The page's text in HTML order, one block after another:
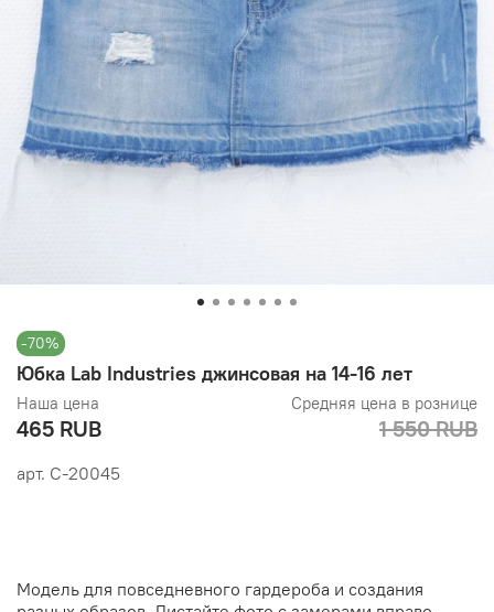
-70%
арт. С-20045
Юбка Lab Industries джинсовая на 14-16 лет
Наша цена
465 RUB
Средняя цена в рознице
1 550 RUB
Модель для повседневного гардероба и создания